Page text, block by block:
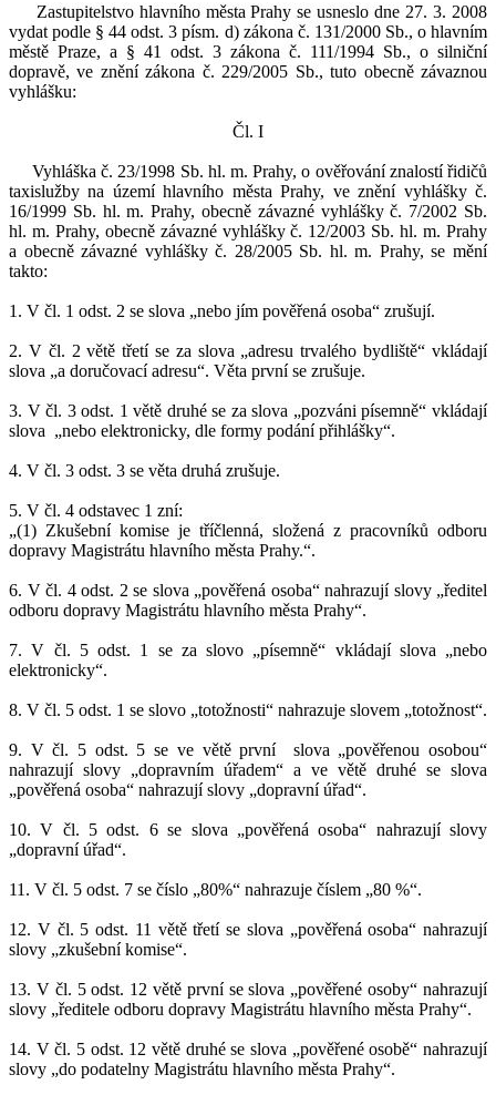
Zastupitelstvo hlavního města Prahy se usneslo dne 27. 3. 2008
vydat podle § 44 odst. 3 písm. d) zákona č. 131/2000 Sb., o hlavním
městě Praze, a § 41 odst. 3 zákona č. 111/1994 Sb., o silniční
dopravě, ve znění zákona č. 229/2005 Sb., tuto obecně závaznou
vyhlášku:
Čl. I
Vyhláška č. 23/1998 Sb. hl. m. Prahy, o ověřování znalostí řidičů
taxislužby na území hlavního města Prahy, ve znění vyhlášky č.
16/1999 Sb. hl. m. Prahy, obecně závazné vyhlášky č. 7/2002 Sb.
hl. m. Prahy, obecně závazné vyhlášky č. 12/2003 Sb. hl. m. Prahy
a obecně závazné vyhlášky č. 28/2005 Sb. hl. m. Prahy, se mění
takto:
1. V čl. 1 odst. 2 se slova „nebo jím pověřená osoba“ zrušují.
2. V čl. 2 větě třetí se za slova „adresu trvalého bydliště“ vkládají
slova „a doručovací adresu“. Věta první se zrušuje.
3. V čl. 3 odst. 1 větě druhé se za slova „pozváni písemně“ vkládají
slova „nebo elektronicky, dle formy podání přihlášky“.
4. V čl. 3 odst. 3 se věta druhá zrušuje.
5. V čl. 4 odstavec 1 zní:
„(1) Zkušební komise je tříčlenná, složená z pracovníků odboru
dopravy Magistrátu hlavního města Prahy.“.
6. V čl. 4 odst. 2 se slova „pověřená osoba“ nahrazují slovy „ředitel
odboru dopravy Magistrátu hlavního města Prahy“.
7. V čl. 5 odst. 1 se za slovo „písemně“ vkládají slova „nebo
elektronicky“.
8. V čl. 5 odst. 1 se slovo „totožnosti“ nahrazuje slovem „totožnost“.
9. V čl. 5 odst. 5 se ve větě první
slova „pověřenou osobou“
nahrazují slovy „dopravním úřadem“ a ve větě druhé se slova
„pověřená osoba“ nahrazují slovy „dopravní úřad“.
10. V čl. 5 odst. 6 se slova „pověřená osoba“ nahrazují slovy
„dopravní úřad“.
11. V čl. 5 odst. 7 se číslo „80%“ nahrazuje číslem „80 %“.
12. V čl. 5 odst. 11 větě třetí se slova „pověřená osoba“ nahrazují
slovy „zkušební komise“.
13. V čl. 5 odst. 12 větě první se slova „pověřené osoby“ nahrazují
slovy „ředitele odboru dopravy Magistrátu hlavního města Prahy“.
14. V čl. 5 odst. 12 větě druhé se slova „pověřené osobě“ nahrazují
slovy „do podatelny Magistrátu hlavního města Prahy“.